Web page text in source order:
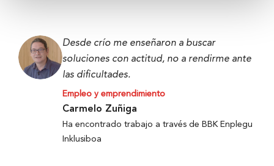
Desde crío me enseñaron a buscar
soluciones con actitud, no a rendirme ante
las dificultades.
Empleo y emprendimiento
Carmelo Zuñiga
Ha encontrado trabajo a través de BBK Enplegu
Inklusiboa